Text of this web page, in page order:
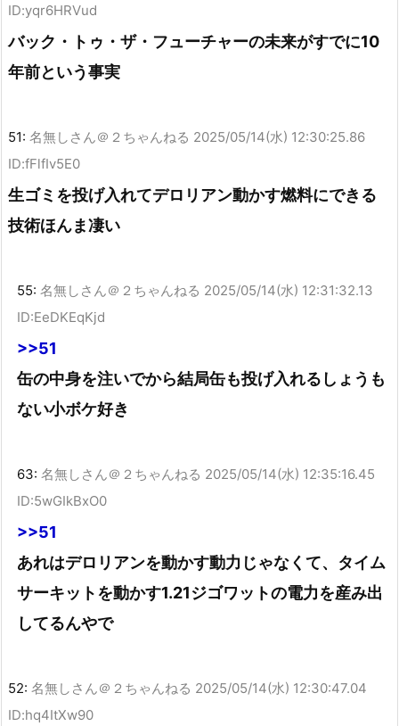
ID:yqr6HRVud
バック・トゥ・ザ・フューチャーの未来がすでに10
年前という事実
51: 名無しさん＠２ちゃんねる 2025/05/14(水) 12:30:25.86
ID:fFlfIv5E0
生ゴミを投げ入れてデロリアン動かす燃料にできる
技術ほんま凄い
55: 名無しさん＠２ちゃんねる 2025/05/14(水) 12:31:32.13
ID:EeDKEqKjd
>>51
缶の中身を注いでから結局缶も投げ入れるしょうも
ない小ボケ好き
63: 名無しさん＠２ちゃんねる 2025/05/14(水) 12:35:16.45
ID:5wGIkBxO0
>>51
あれはデロリアンを動かす動力じゃなくて、タイム
サーキットを動かす1.21ジゴワットの電力を産み出
してるんやで
52: 名無しさん＠２ちゃんねる 2025/05/14(水) 12:30:47.04
ID:hq4ItXw90